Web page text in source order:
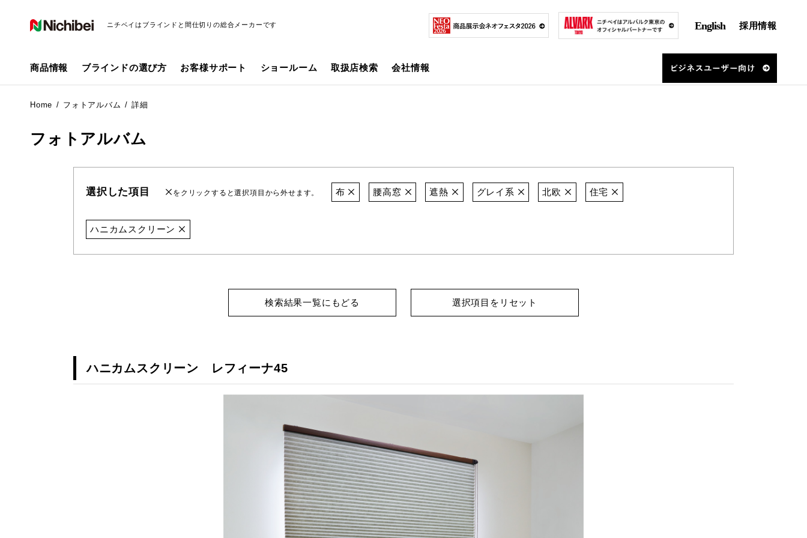
ニチベイはブラインドと間仕切りの総合メーカーです English 採用情報
商品情報 ブラインドの選び方 お客様サポート ショールーム 取扱店検索 会社情報
Home フォトアルバム 詳細
フォトアルバム
選択した項目 をクリックすると選択項目から外せます。 布 腰高窓 遮熱 グレイ系 北欧 住宅
ハニカムスクリーン
検索結果一覧にもどる 選択項目をリセット
ハニカムスクリーン レフィーナ45